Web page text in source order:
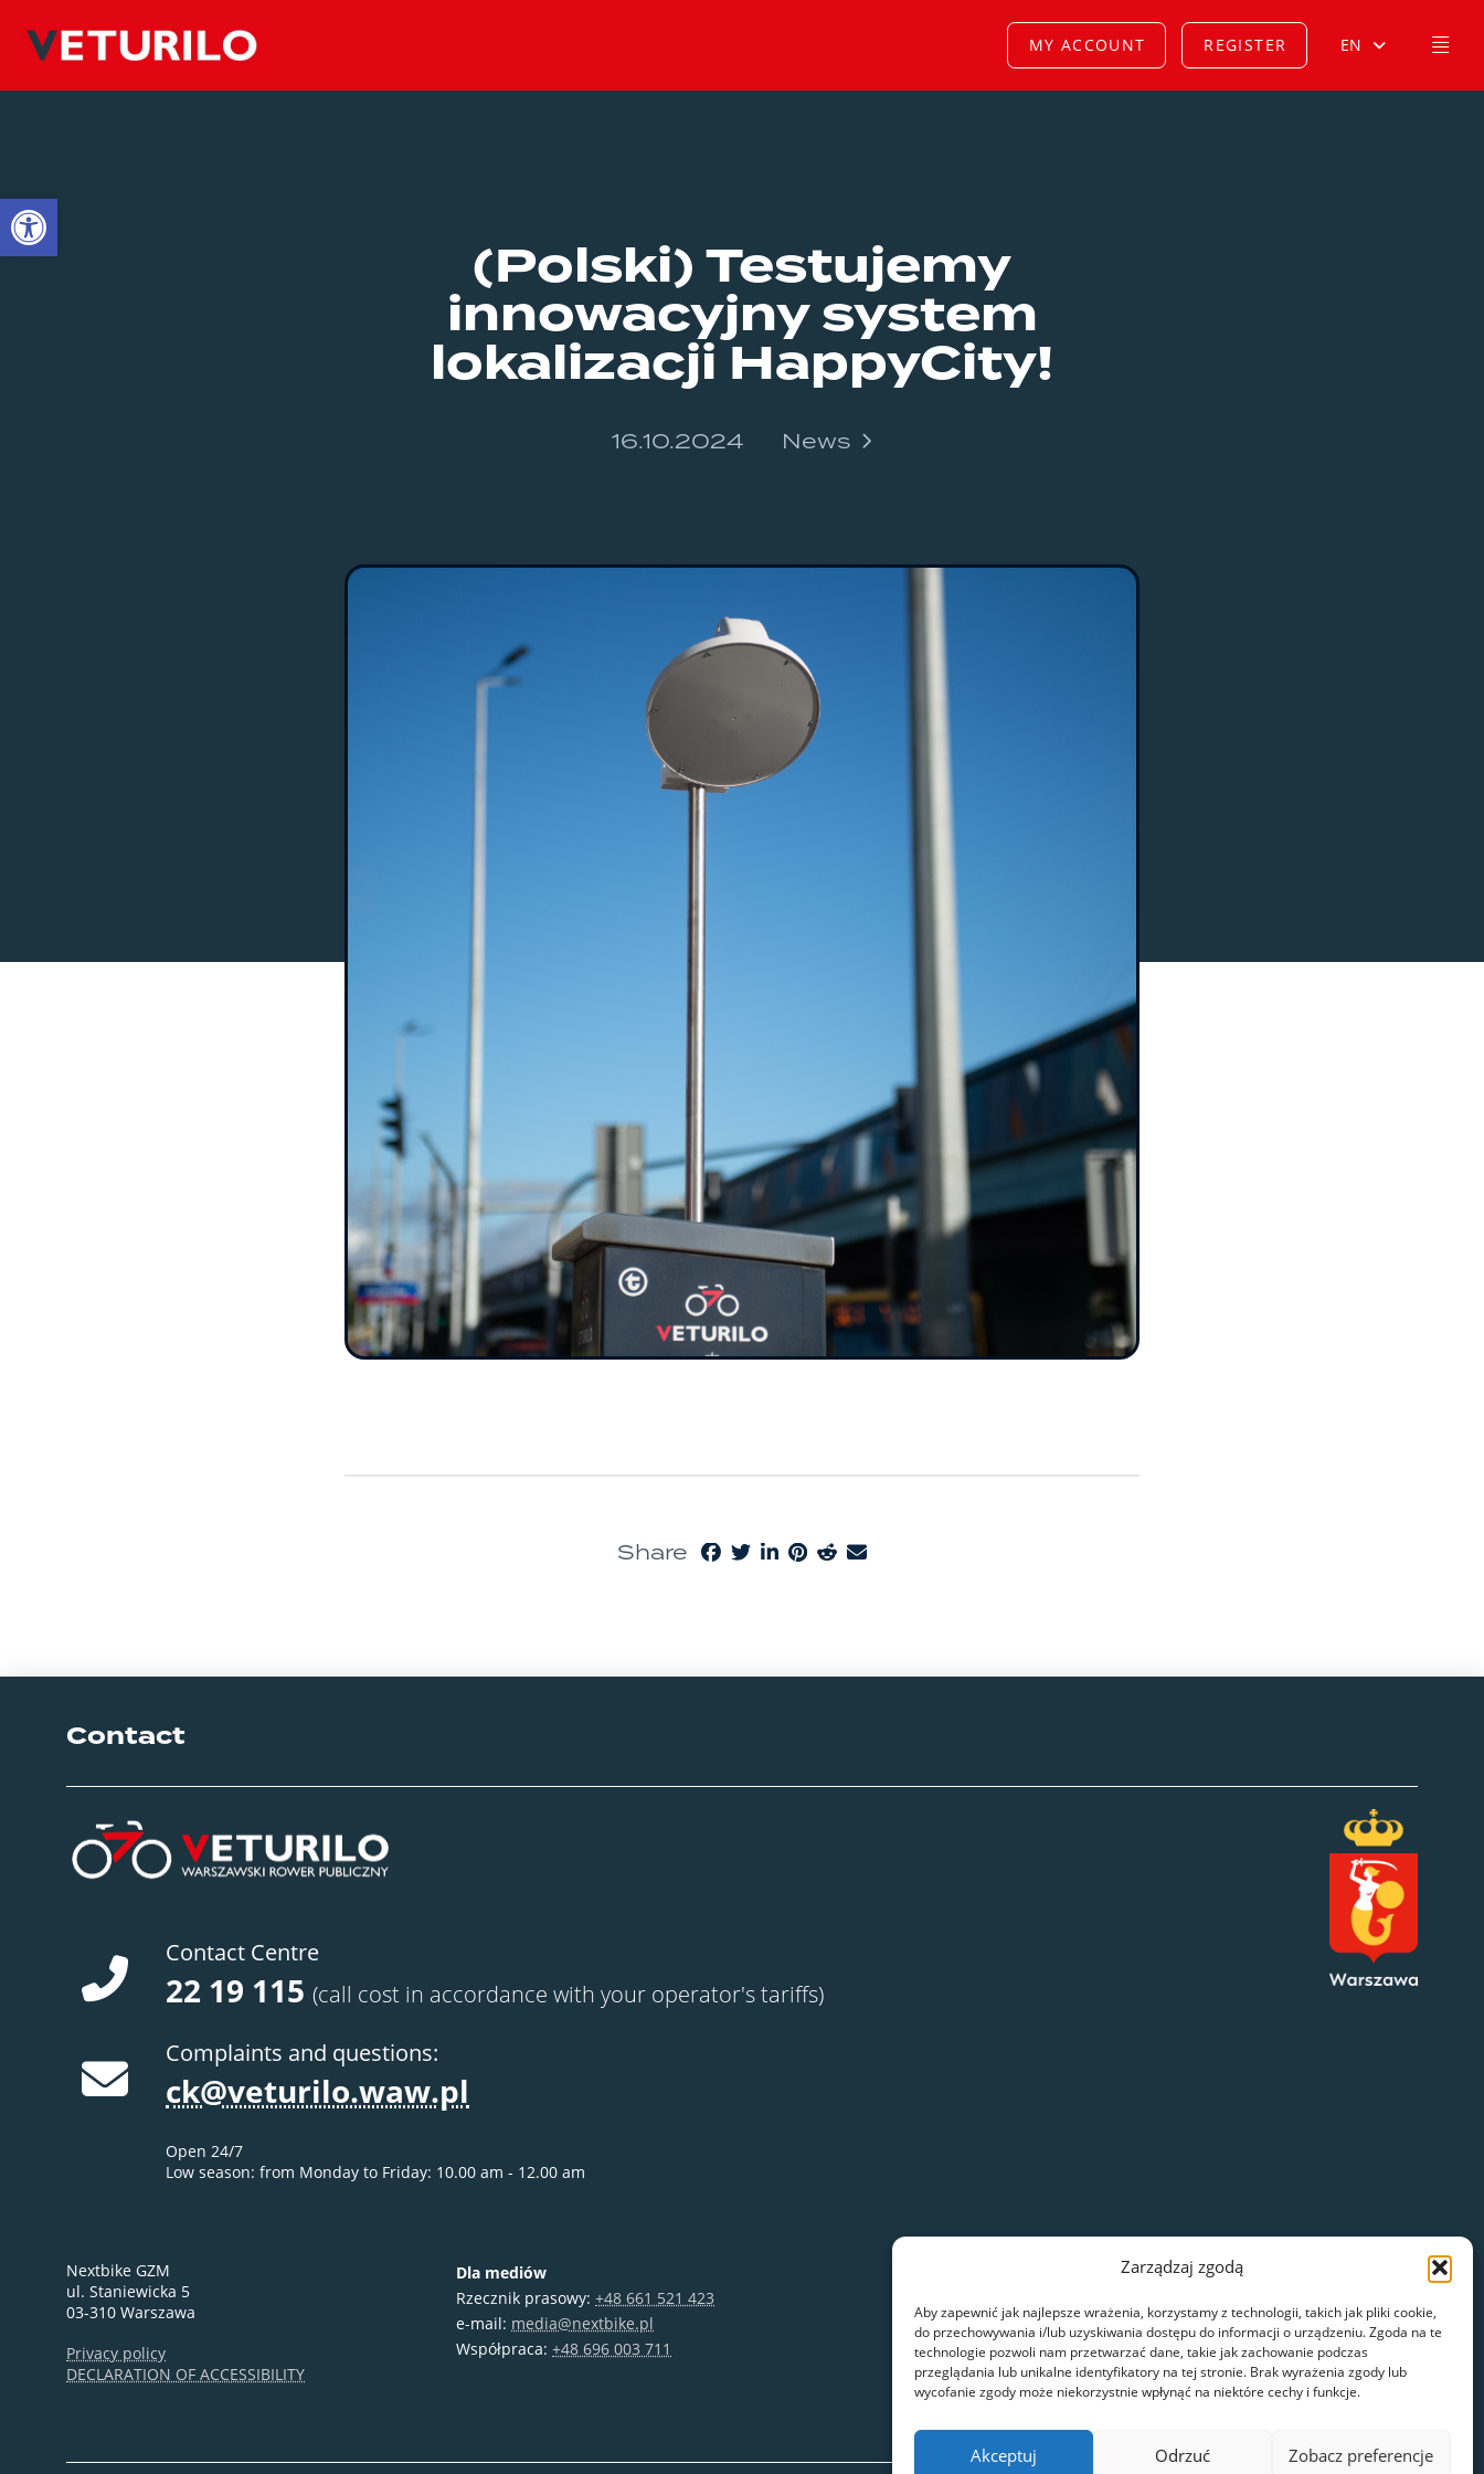
Open toolbar
Zarządzaj zgodą
Aby zapewnić jak najlepsze wrażenia, korzystamy z technologii, takich jak pliki cookie,
do przechowywania i/lub uzyskiwania dostępu do informacji o urządzeniu. Zgoda na te
technologie pozwoli nam przetwarzać dane, takie jak zachowanie podczas
przeglądania lub unikalne identyfikatory na tej stronie. Brak wyrażenia zgody lub
wycofanie zgody może niekorzystnie wpłynąć na niektóre cechy i funkcje.
Akceptuj Odrzuć Zobacz preferencje
MY ACCOUNT REGISTER EN
(Polski) Testujemy
innowacyjny system
lokalizacji HappyCity!
16.10.2024 News
Share
Contact
Contact Centre
22 19 115 (call cost in accordance with your operator's tariffs)
Complaints and questions:
ck@veturilo.waw.pl
Open 24/7
Low season: from Monday to Friday: 10.00 am - 12.00 am
Nextbike GZM
ul. Staniewicka 5
03-310 Warszawa
Privacy policy
DECLARATION OF ACCESSIBILITY
Dla mediów
Rzecznik prasowy: +48 661 521 423
e-mail: media@nextbike.pl
Współpraca: +48 696 003 711